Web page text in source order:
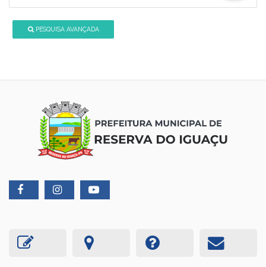
PESQUISA AVANÇADA